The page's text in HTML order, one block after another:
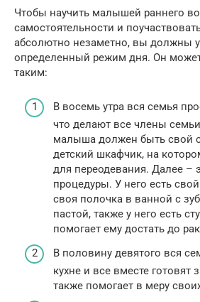
Чтобы научить малышей раннего
самостоятельности и
абсолютно незаметно, вы должны
определенный режим дня. Он
таким:
В восемь утра вся семья
что делают все члены
малыша должен быть свой
детский шкафчик, на
для переодевания. Далее –
процедуры. У него есть
своя полочка в ванной с
пастой, также у него есть
помогает ему достать до
В половину девятого вся
кухне и все вместе
также помогает в меру